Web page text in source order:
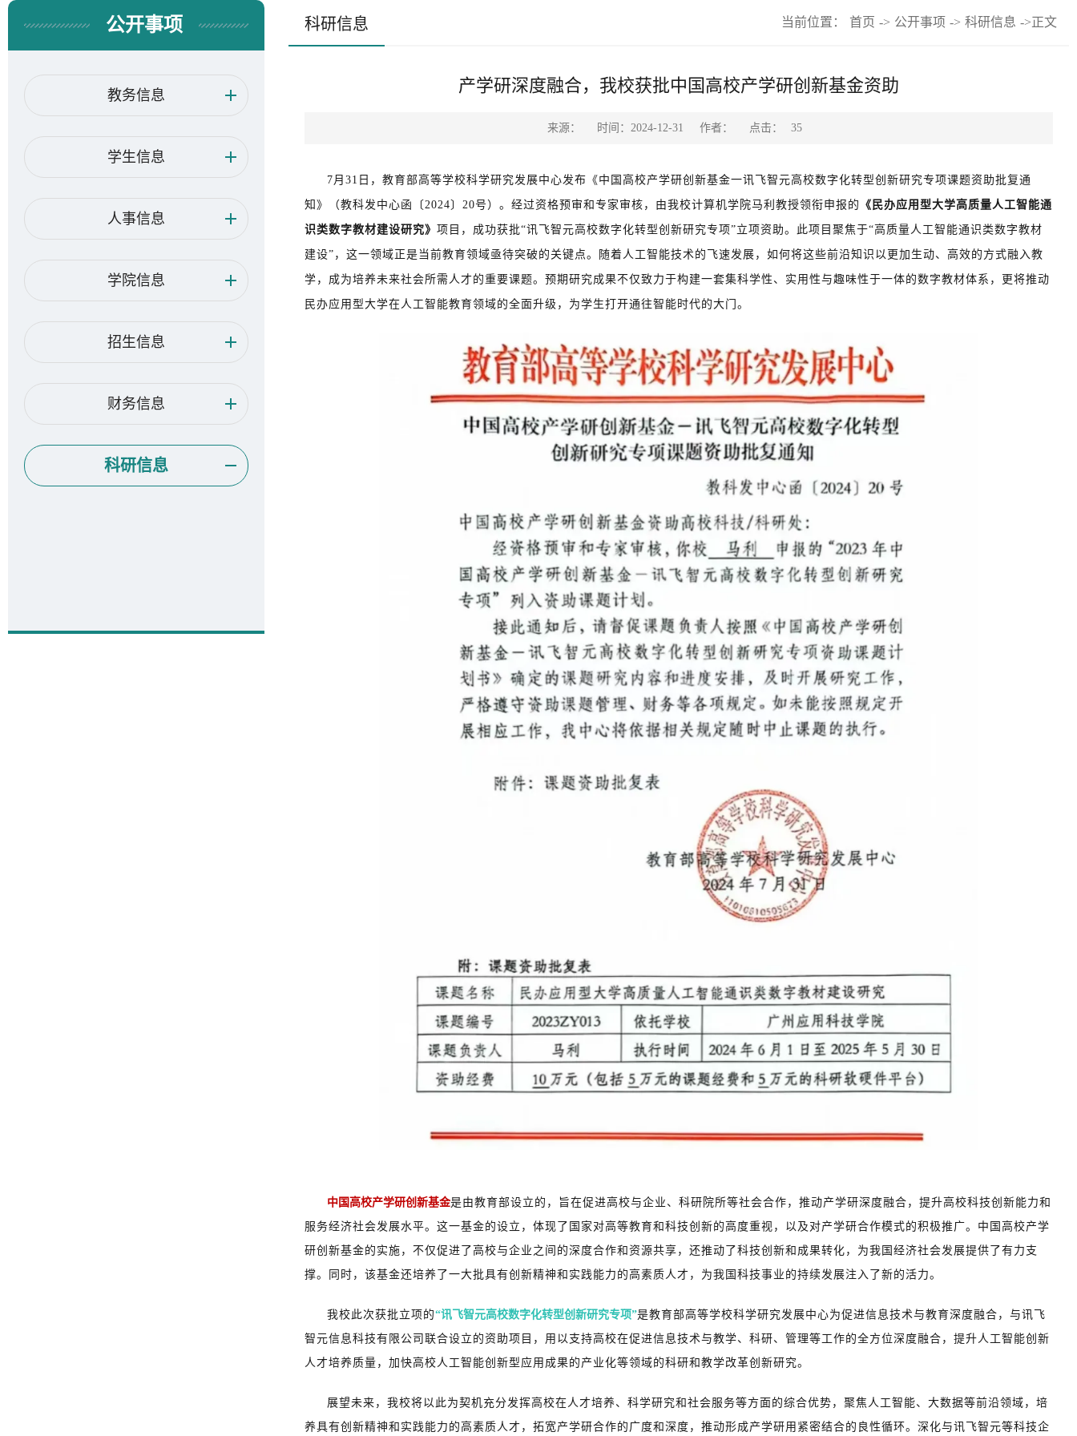
公开事项
教务信息
学生信息
人事信息
学院信息
招生信息
财务信息
科研信息
科研信息 当前位置： 首页 -> 公开事项 -> 科研信息 ->正文
产学研深度融合，我校获批中国高校产学研创新基金资助
来源： 时间：2024-12-31 作者： 点击： 35
7月31日，教育部高等学校科学研究发展中心发布《中国高校产学研创新基金一讯飞智元高校数字化转型创新研究专项课题资助批复通
知》（教科发中心函〔2024〕20号） 。经过资格预审和专家审核，由我校计算机学院马利教授领衔申报的 《民办应用型大学高质量人工智能通
识类数字教材建设研究》 项目，成功获批“讯飞智元高校数字化转型创新研究专项”立项资助。此项目聚焦于“高质量人工智能通识类数字教材
建设”，这一领域正是当前教育领域亟待突破的关键点。随着人工智能技术的飞速发展，如何将这些前沿知识以更加生动、高效的方式融入教
学，成为培养未来社会所需人才的重要课题。 预期研究成果不仅致力于构建一套集科学性、实用性与趣味性于一体的数字教材体系，更将推动
民办应用型大学在人工智能教育领域的全面升级，为学生打开通往智能时代的大门。
中国高校产学研创新基金是由教育部设立的，旨在促进高校与企业、科研院所等社会合作，推动产学研深度融合，提升高校科技创新能力和
服务经济社会发展水平。这一基金的设立，体现了国家对高等教育和科技创新的高度重视，以及对产学研合作模式的积极推广。中国高校产学
研创新基金的实施，不仅促进了高校与企业之间的深度合作和资源共享，还推动了科技创新和成果转化，为我国经济社会发展提供了有力支
撑。同时，该基金还培养了一大批具有创新精神和实践能力的高素质人才，为我国科技事业的持续发展注入了新的活力。
我校此次获批立项的“讯飞智元高校数字化转型创新研究专项”是教育部高等学校科学研究发展中心为促进信息技术与教育深度融合，与讯飞
智元信息科技有限公司联合设立的资助项目，用以支持高校在促进信息技术与教学、科研、管理等工作的全方位深度融合，提升人工智能创新
人才培养质量，加快高校人工智能创新型应用成果的产业化等领域的科研和教学改革创新研究。
展望未来，我校将以此为契机充分发挥高校在人才培养、科学研究和社会服务等方面的综合优势，聚焦人工智能、大数据等前沿领域，培
养具有创新精神和实践能力的高素质人才，拓宽产学研合作的广度和深度，推动形成产学研用紧密结合的良性循环。深化与讯飞智元等科技企